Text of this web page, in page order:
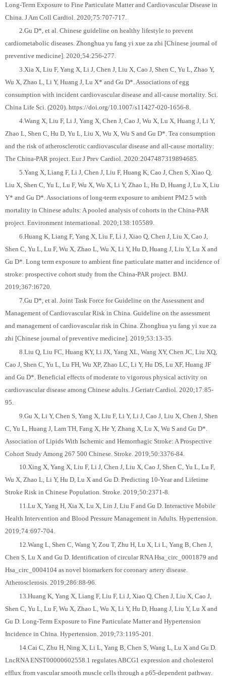
Long-Term Exposure to Fine Particulate Matter and Cardiovascular Disease in
China. J Am Coll Cardiol. 2020;75:707-717.
2.Gu D*, et al. Chinese guideline on healthy lifestyle to prevent
cardiometabolic diseases. Zhonghua yu fang yi xue za zhi [Chinese journal of
preventive medicine]. 2020;54:256-277.
3.Xia X, Liu F, Yang X, Li J, Chen J, Liu X, Cao J, Shen C, Yu L, Zhao Y,
Wu X, Zhao L, Li Y, Huang J, Lu X* and Gu D*. Associations of egg
consumption with incident cardiovascular disease and all-cause mortality. Sci.
China Life Sci. (2020). https://doi.org/10.1007/s11427-020-1656-8.
4.Wang X, Liu F, Li J, Yang X, Chen J, Cao J, Wu X, Lu X, Huang J, Li Y,
Zhao L, Shen C, Hu D, Yu L, Liu X, Wu X, Wu S and Gu D*. Tea consumption
and the risk of atherosclerotic cardiovascular disease and all-cause mortality:
The China-PAR project. Eur J Prev Cardiol. 2020:2047487319894685.
5.Yang X, Liang F, Li J, Chen J, Liu F, Huang K, Cao J, Chen S, Xiao Q,
Liu X, Shen C, Yu L, Lu F, Wu X, Wu X, Li Y, Zhao L, Hu D, Huang J, Lu X, Liu
Y* and Gu D*. Associations of long-term exposure to ambient PM2.5 with
mortality in Chinese adults: A pooled analysis of cohorts in the China-PAR
project. Environment international. 2020;138:105589.
6.Huang K, Liang F, Yang X, Liu F, Li J, Xiao Q, Chen J, Liu X, Cao J,
Shen C, Yu L, Lu F, Wu X, Zhao L, Wu X, Li Y, Hu D, Huang J, Liu Y, Lu X and
Gu D*. Long term exposure to ambient fine particulate matter and incidence of
stroke: prospective cohort study from the China-PAR project. BMJ.
2019;367:l6720.
7.Gu D*, et al. Joint Task Force for Guideline on the Assessment and
Management of Cardiovascular Risk in China. Guideline on the assessment
and management of cardiovascular risk in China. Zhonghua yu fang yi xue za
zhi [Chinese journal of preventive medicine]. 2019;53:13-35.
8.Liu Q, Liu FC, Huang KY, Li JX, Yang XL, Wang XY, Chen JC, Liu XQ,
Cao J, Shen C, Yu L, Lu FH, Wu XP, Zhao LC, Li Y, Hu DS, Lu XF, Huang JF
and Gu D*. Beneficial effects of moderate to vigorous physical activity on
cardiovascular disease among Chinese adults. J Geriatr Cardiol. 2020;17:85-
95.
9.Gu X, Li Y, Chen S, Yang X, Liu F, Li Y, Li J, Cao J, Liu X, Chen J, Shen
C, Yu L, Huang J, Lam TH, Fang X, He Y, Zhang X, Lu X, Wu S and Gu D*.
Association of Lipids With Ischemic and Hemorrhagic Stroke: A Prospective
Cohort Study Among 267 500 Chinese. Stroke. 2019;50:3376-84.
10.Xing X, Yang X, Liu F, Li J, Chen J, Liu X, Cao J, Shen C, Yu L, Lu F,
Wu X, Zhao L, Li Y, Hu D, Lu X and Gu D. Predicting 10-Year and Lifetime
Stroke Risk in Chinese Population. Stroke. 2019;50:2371-8.
11.Lu X, Yang H, Xia X, Lu X, Lin J, Liu F and Gu D. Interactive Mobile
Health Intervention and Blood Pressure Management in Adults. Hypertension.
2019;74:697-704.
12.Wang L, Shen C, Wang Y, Zou T, Zhu H, Lu X, Li L, Yang B, Chen J,
Chen S, Lu X and Gu D. Identification of circular RNA Hsa_circ_0001879 and
Hsa_circ_0004104 as novel biomarkers for coronary artery disease.
Atherosclerosis. 2019;286:88-96.
13.Huang K, Yang X, Liang F, Liu F, Li J, Xiao Q, Chen J, Liu X, Cao J,
Shen C, Yu L, Lu F, Wu X, Zhao L, Wu X, Li Y, Hu D, Huang J, Liu Y, Lu X and
Gu D. Long-Term Exposure to Fine Particulate Matter and Hypertension
Incidence in China. Hypertension. 2019;73:1195-201.
14.Cai C, Zhu H, Ning X, Li L, Yang B, Chen S, Wang L, Lu X and Gu D.
LncRNA ENST00000602558.1 regulates ABCG1 expression and cholesterol
efflux from vascular smooth muscle cells through a p65-dependent pathway.